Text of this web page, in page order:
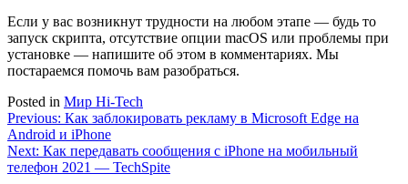
Если у вас возникнут трудности на любом этапе — будь то
запуск скрипта, отсутствие опции macOS или проблемы при
установке — напишите об этом в комментариях. Мы
постараемся помочь вам разобраться.
Posted in Мир Hi-Tech
Навигация
по
записям
Previous: Как заблокировать рекламу в Microsoft Edge на
Android и iPhone
Next: Как передавать сообщения с iPhone на мобильный
телефон 2021 — TechSpite